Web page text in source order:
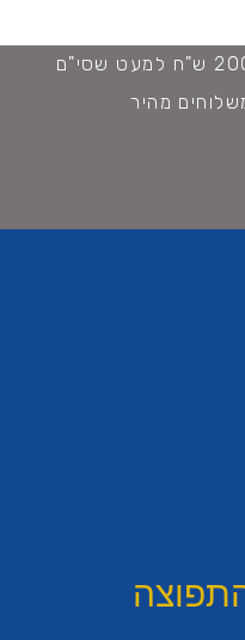
משלוח חינם ברכישה מעל 200 ש"ח למעט שסי"ם
מהיר